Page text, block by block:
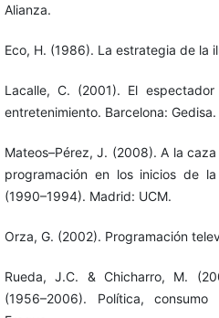
Alianza.
Eco, H. (1986). La estrategia de la
Lacalle, C. (2001). El
entretenimiento. Barcelona: Gedisa.
Mateos–Pérez, J. (2008). A la
programación en los inicios de
(1990–1994). Madrid: UCM.
Orza, G. (2002). Programación
Rueda, J.C. & Chicharro, M.
(1956–2006). Política,